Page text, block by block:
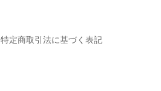
特定商取引法に基づく表記